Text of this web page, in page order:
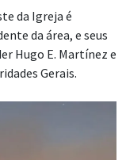
da Igreja é
da área, e seus
Hugo E. Martínez e
Gerais.